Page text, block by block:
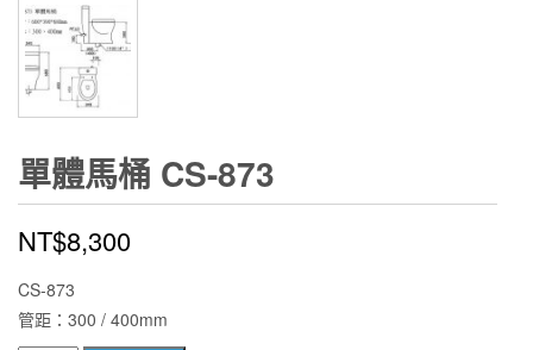
單體馬桶 CS-873
NT$8,300
CS-873
管距：300 / 400mm